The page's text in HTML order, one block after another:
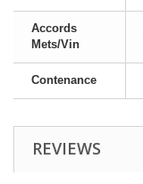
Accords
Mets/Vin
Contenance
REVIEWS